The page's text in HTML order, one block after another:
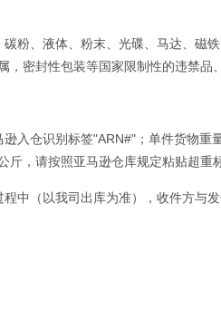
粉、液体、粉末、光碟、马达、磁
密封性包装等国家限制性的违禁品
入仓识别标签"ARN#"；单件货物
，请按照亚马逊仓库规定粘贴超重
中（以我司出库为准），收件方与